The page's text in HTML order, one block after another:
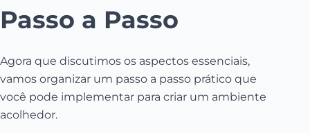
Passo a Passo
Agora que discutimos os aspectos essenciais,
vamos organizar um passo a passo prático que
você pode implementar para criar um ambiente
acolhedor.